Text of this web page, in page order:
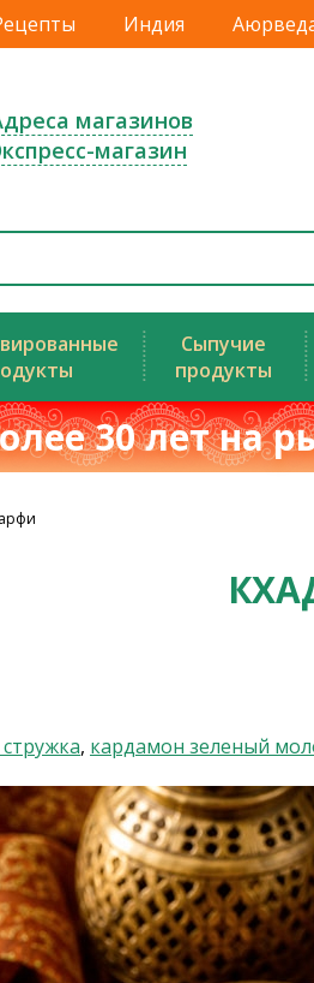
Индия
магазинов
магазин
Сыпучие
продукты
30 лет на
, кардамон зеленый